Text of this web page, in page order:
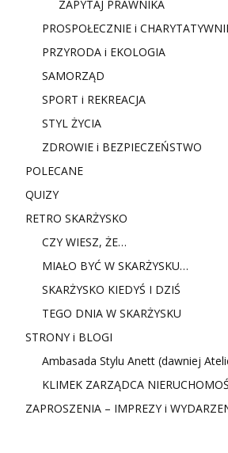
ZAPYTAJ PRAWNIKA
PROSPOŁECZNIE i
PRZYRODA i EKOLOGIA
SAMORZĄD
SPORT i REKREACJA
STYL ŻYCIA
ZDROWIE i BEZPIECZEŃSTWO
POLECANE
QUIZY
RETRO SKARŻYSKO
CZY WIESZ, ŻE…
MIAŁO BYĆ W SKARŻYSKU…
SKARŻYSKO KIEDYŚ I DZIŚ
TEGO DNIA W SKARŻYSKU
STRONY i BLOGI
Ambasada Stylu Anett (dawniej
KLIMEK ZARZĄDCA
ZAPROSZENIA – IMPREZY i